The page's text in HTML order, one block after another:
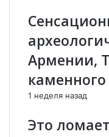
н
Н
и
к
о
л
П
Армении,
каменного
1 неделя назад
Это